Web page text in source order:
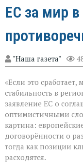
ЕС за мир
"Наша газета"
«Если это
стабильность в
заявление ЕС о
оптимистичными
картина:
договорённости о
тогда как позиции
расходятся.